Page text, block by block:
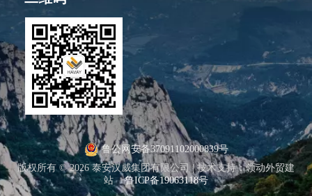
鲁公网安备37091102000839号
版权所有 ©2026泰安汉威集团有限公司 |技术支持：领动外贸建
站
鲁ICP备19063118号